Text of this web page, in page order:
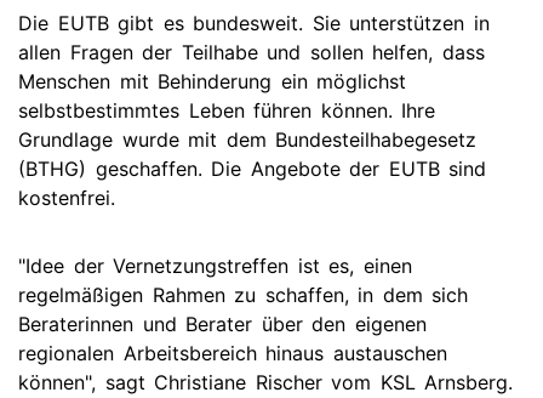
Die EUTB gibt es bundesweit. Sie unterstützen in
allen Fragen der Teilhabe und sollen helfen, dass
Menschen mit Behinderung ein möglichst
selbstbestimmtes Leben führen können. Ihre
Grundlage wurde mit dem Bundesteilhabegesetz
(BTHG) geschaffen. Die Angebote der EUTB sind
kostenfrei.
"Idee der Vernetzungstreffen ist es, einen
regelmäßigen Rahmen zu schaffen, in dem sich
Beraterinnen und Berater über den eigenen
regionalen Arbeitsbereich hinaus austauschen
können", sagt Christiane Rischer vom KSL Arnsberg.